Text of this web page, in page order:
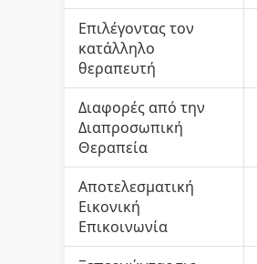
Επιλέγοντας τον
κατάλληλο
θεραπευτή
Διαφορές από την
Διαπροσωπική
Θεραπεία
Αποτελεσματική
Εικονική
Επικοινωνία